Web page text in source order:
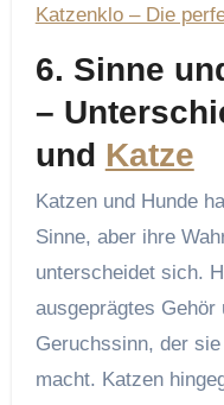
Katzenklo – Die
6. Sinne
–
und Katze
Katzen und Hunde
Sinne, aber ihre
unterscheidet sich.
ausgeprägtes Gehör
Geruchssinn, der
macht. Katzen